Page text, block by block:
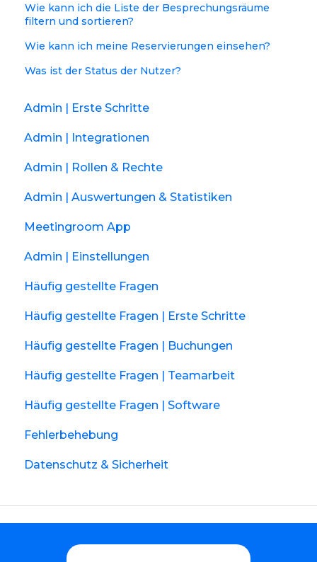
Wie kann ich die Liste der Besprechungsräume
filtern und sortieren?
Wie kann ich meine Reservierungen einsehen?
Was ist der Status der Nutzer?
Admin | Erste Schritte
Admin | Integrationen
Admin | Rollen & Rechte
Admin | Auswertungen & Statistiken
Meetingroom App
Admin | Einstellungen
Häufig gestellte Fragen
Häufig gestellte Fragen | Erste Schritte
Häufig gestellte Fragen | Buchungen
Häufig gestellte Fragen | Teamarbeit
Häufig gestellte Fragen | Software
Fehlerbehebung
Datenschutz & Sicherheit